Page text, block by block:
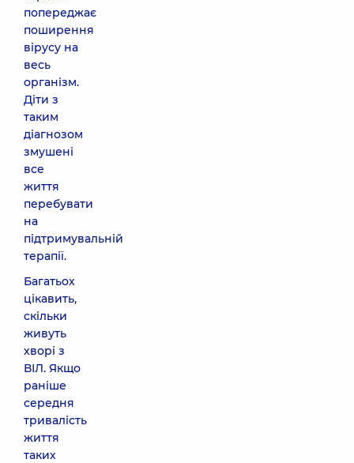
попереджає
поширення
вірусу на
весь
організм.
Діти з
таким
діагнозом
змушені
все
життя
перебувати
на
підтримувальній
терапії.
Багатьох
цікавить,
скільки
живуть
хворі з
ВІЛ. Якщо
раніше
середня
тривалість
життя
таких